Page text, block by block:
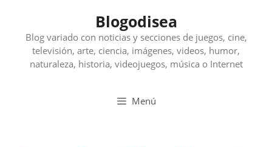
contenido
Blogodisea
Blog variado con noticias y secciones de juegos, cine,
televisión, arte, ciencia, imágenes, videos, humor,
naturaleza, historia, videojuegos, música o Internet
Menú